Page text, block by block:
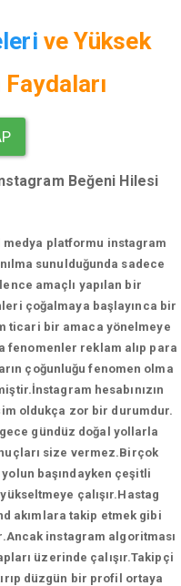
veYüksek
Beğeni Hilesi
medya platformu instagram
sunulduğunda sadece
amaçlı yapılan bir
çoğalmaya başlayınca bir
ticari bir amaca yönelmeye
fenomenler reklam alıp para
çoğunluğu fenomen olma
hesabınızın
oldukça zor bir durumdur.
gündüz doğal yollarla
size vermez.Birçok
başındayken çeşitli
çalışır.Hastag
akımlara takip etmek gibi
instagram algoritması
üzerinde çalışır.Takipçi
düzgün bir profil ortaya